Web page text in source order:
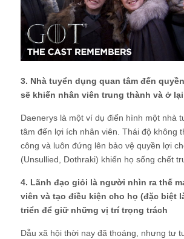
3. Nhà tuyển dụng quan tâm đến
sẽ khiến nhân viên trung thành và ở lại
Daenerys là một ví dụ điển hình một nhà
tâm đến lợi ích nhân viên. Thái độ không
công và luôn đứng lên bảo vệ quyền lợi
(Unsullied, Dothraki) khiến họ sống chết
4. Lãnh đạo giỏi là người nhìn ra thế
viên và tạo điều kiện cho họ (đặc biệt
triển để giữ những vị trí trọng trách
Dẫu xã hội thời nay đã thoáng, nhưng tư